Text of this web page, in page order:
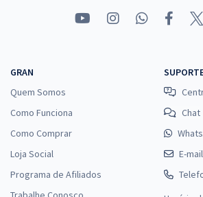
GRAN
Quem Somos
Como Funciona
Como Comprar
Loja Social
Programa de Afiliados
Chat
E-mail